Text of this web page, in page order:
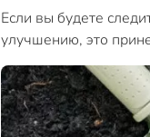
Если вы будете
улучшению, это